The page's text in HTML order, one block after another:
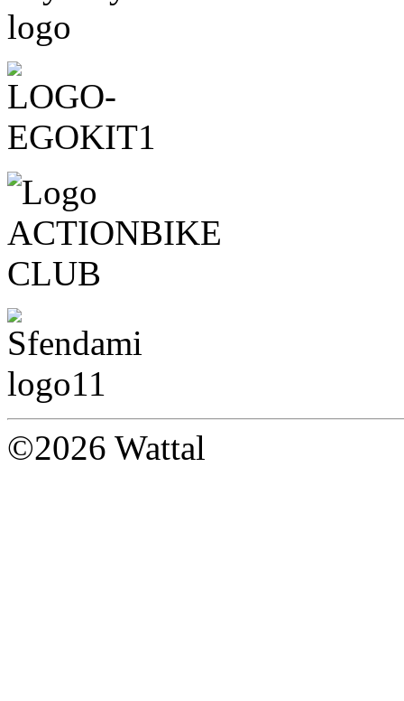
©2026 Wattal